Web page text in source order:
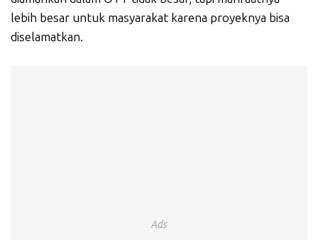
lebih besar untuk masyarakat karena proyeknya bisa
diselamatkan.
Ads